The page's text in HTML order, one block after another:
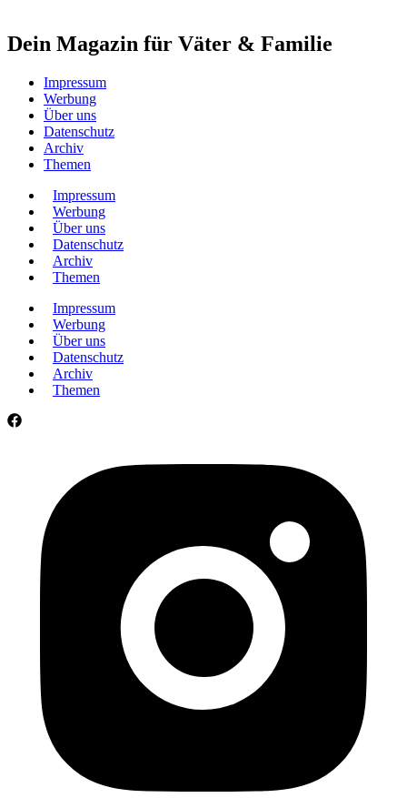
Dein Magazin für Väter & Familie
Impressum
Werbung
Über uns
Datenschutz
Archiv
Themen
Impressum
Werbung
Über uns
Datenschutz
Archiv
Themen
Impressum
Werbung
Über uns
Datenschutz
Archiv
Themen